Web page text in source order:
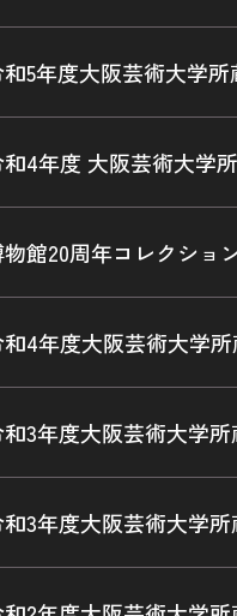
5年度大阪芸術大学
4年度 大阪芸術大学
物館20周年コレクショ
4年度大阪芸術大学
3年度大阪芸術大学
3年度大阪芸術大学